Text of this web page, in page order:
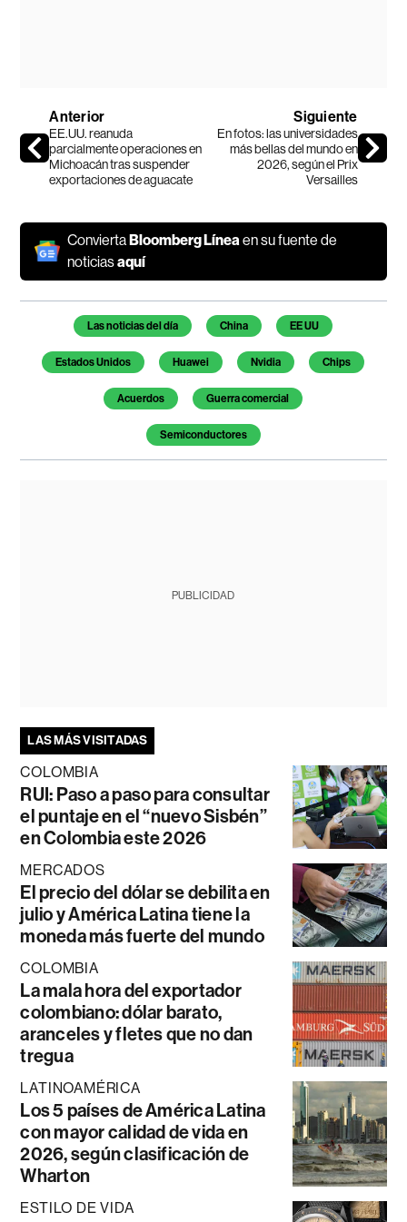
Anterior
EE.UU. reanuda
parcialmente operaciones en
Michoacán tras suspender
exportaciones de aguacate
Siguiente
En fotos: las universidades
más bellas del mundo en
2026, según el Prix
Versailles
ConviertaBloomberg Líneaen su fuente de
noticiasaquí
Temas de este artículo
Las noticias del día China EE UU
Estados Unidos Huawei Nvidia Chips
Acuerdos Guerra comercial
Semiconductores
PUBLICIDAD
LAS MÁS VISITADAS
COLOMBIA
RUI: Paso a paso para consultar
el puntaje en el “nuevo Sisbén”
en Colombia este 2026
MERCADOS
El precio del dólar se debilita en
julio y América Latina tiene la
moneda más fuerte del mundo
COLOMBIA
La mala hora del exportador
colombiano: dólar barato,
aranceles y fletes que no dan
tregua
LATINOAMÉRICA
Los 5 países de América Latina
con mayor calidad de vida en
2026, según clasificación de
Wharton
ESTILO DE VIDA